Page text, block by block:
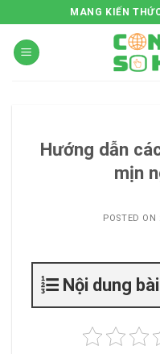
to
content
MANG KIẾN
Hướng dẫn
mịn
POSTED ON
Nội dung